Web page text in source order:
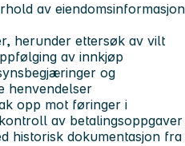
av eiendomsinformasjon
herunder ettersøk av vilt
av innkjøp
og
henvendelser
opp mot føringer i
av betalingsoppgaver
historisk dokumentasjon fra